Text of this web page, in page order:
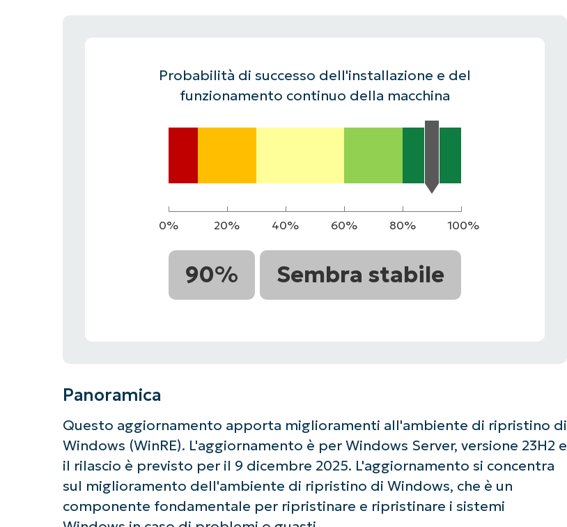
Probabilità di successo dell'installazione e del
funzionamento continuo della macchina
0% 20% 40% 60% 80% 100%
90% Sembra stabile
Panoramica
Questo aggiornamento apporta miglioramenti all'ambiente di ripristino di
Windows (WinRE). L'aggiornamento è per Windows Server, versione 23H2 e
il rilascio è previsto per il 9 dicembre 2025. L'aggiornamento si concentra
sul miglioramento dell'ambiente di ripristino di Windows, che è un
componente fondamentale per ripristinare e ripristinare i sistemi